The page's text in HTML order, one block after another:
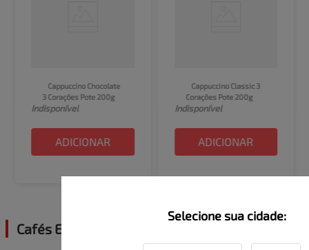
Selecione sua cidade:
Cappuccino Chocolate
3 Corações Pote 200g
Indisponível
ADICIONAR
Cappuccino Classic 3
Corações Pote 200g
Indisponível
ADICIONAR
Cafés Especiais